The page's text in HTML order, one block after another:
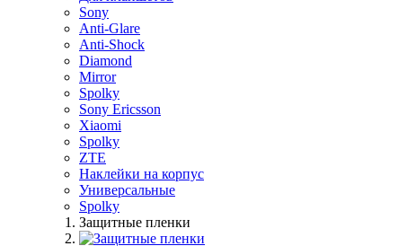
Sony
Anti-Glare
Anti-Shock
Diamond
Mirror
Spolky
Sony Ericsson
Xiaomi
Spolky
ZTE
Наклейки на корпус
Универсальные
Spolky
Защитные пленки